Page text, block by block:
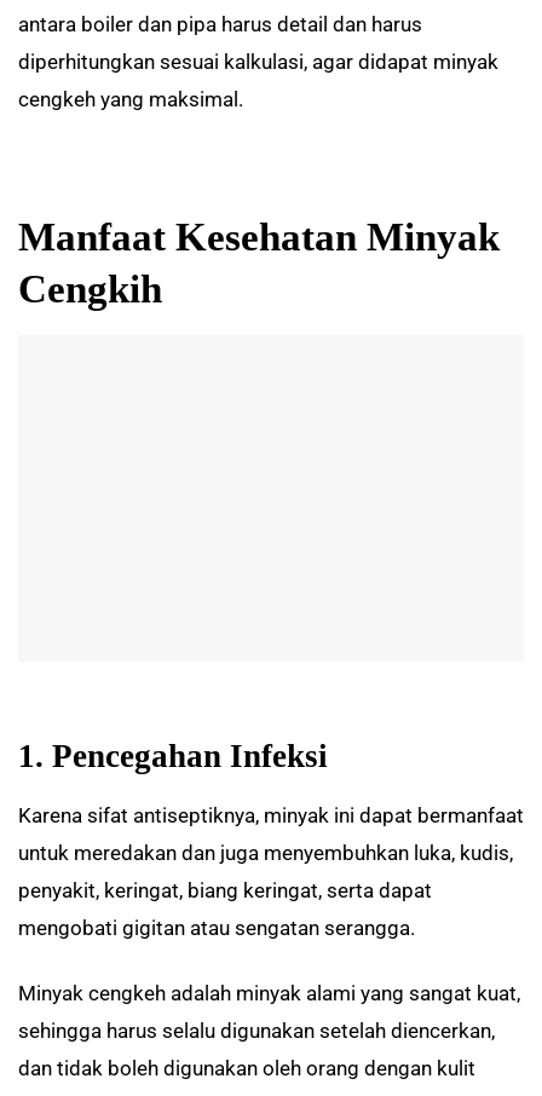
antara boiler dan pipa harus detail dan harus
diperhitungkan sesuai kalkulasi, agar didapat minyak
cengkeh yang maksimal.
Manfaat Kesehatan Minyak
Cengkih
1. Pencegahan Infeksi
Karena sifat antiseptiknya, minyak ini dapat bermanfaat
untuk meredakan dan juga menyembuhkan luka, kudis,
penyakit, keringat, biang keringat, serta dapat
mengobati gigitan atau sengatan serangga.
Minyak cengkeh adalah minyak alami yang sangat kuat,
sehingga harus selalu digunakan setelah diencerkan,
dan tidak boleh digunakan oleh orang dengan kulit